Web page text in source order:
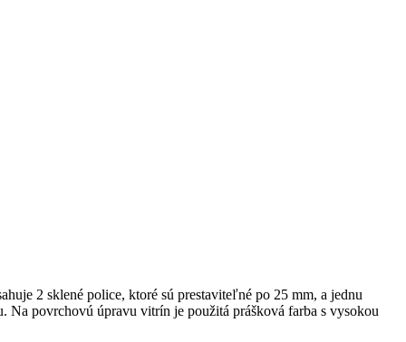
2 sklené police, ktoré sú prestaviteľné po 25 mm, a jednu
povrchovú úpravu vitrín je použitá prášková farba s vysokou